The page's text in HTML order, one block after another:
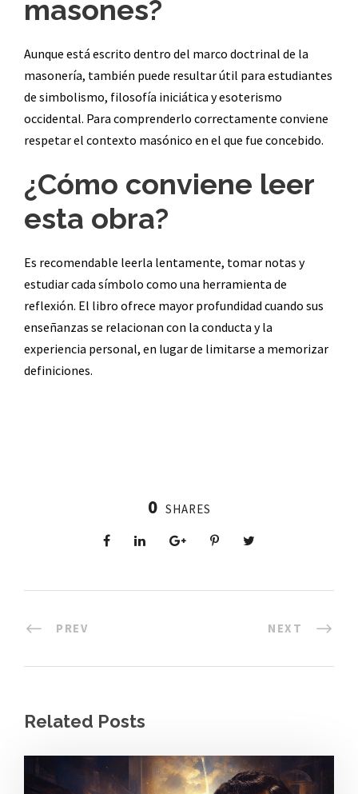
masones?
Aunque está escrito dentro del marco doctrinal de la
masonería, también puede resultar útil para estudiantes
de simbolismo, filosofía iniciática y esoterismo
occidental. Para comprenderlo correctamente conviene
respetar el contexto masónico en el que fue concebido.
¿Cómo conviene leer
esta obra?
Es recomendable leerla lentamente, tomar notas y
estudiar cada símbolo como una herramienta de
reflexión. El libro ofrece mayor profundidad cuando sus
enseñanzas se relacionan con la conducta y la
experiencia personal, en lugar de limitarse a memorizar
definiciones.
0 SHARES
PREV NEXT
Related Posts